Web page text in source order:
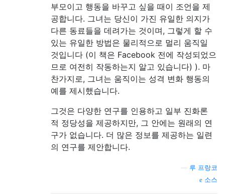
부모이고 행동을 바꾸고 싶을 때이 조언을 제
공합니다. 그녀는 당신이 가진 유일한 의지가
다른 동료들을 데려가는 것이며, 그렇게 할 수
있는 유일한 방법은 물리적으로 멀리 움직일
것입니다 (이 책은 Facebook 전에 작성되었으
므로 여전히 작동하는지 알고 있습니다) ). 마
찬가지로, 그녀는 움직이는 성격 변화 행동의
예를 제시했습니다.
그것은 다양한 연구를 인용하고 일부 진화론
적 정당성을 제공하지만, 그 안에는 원래의 연
구가 없습니다. 더 많은 정보를 제공하는 일련
의 연구를 제안합니다.
루 프랑코
소스